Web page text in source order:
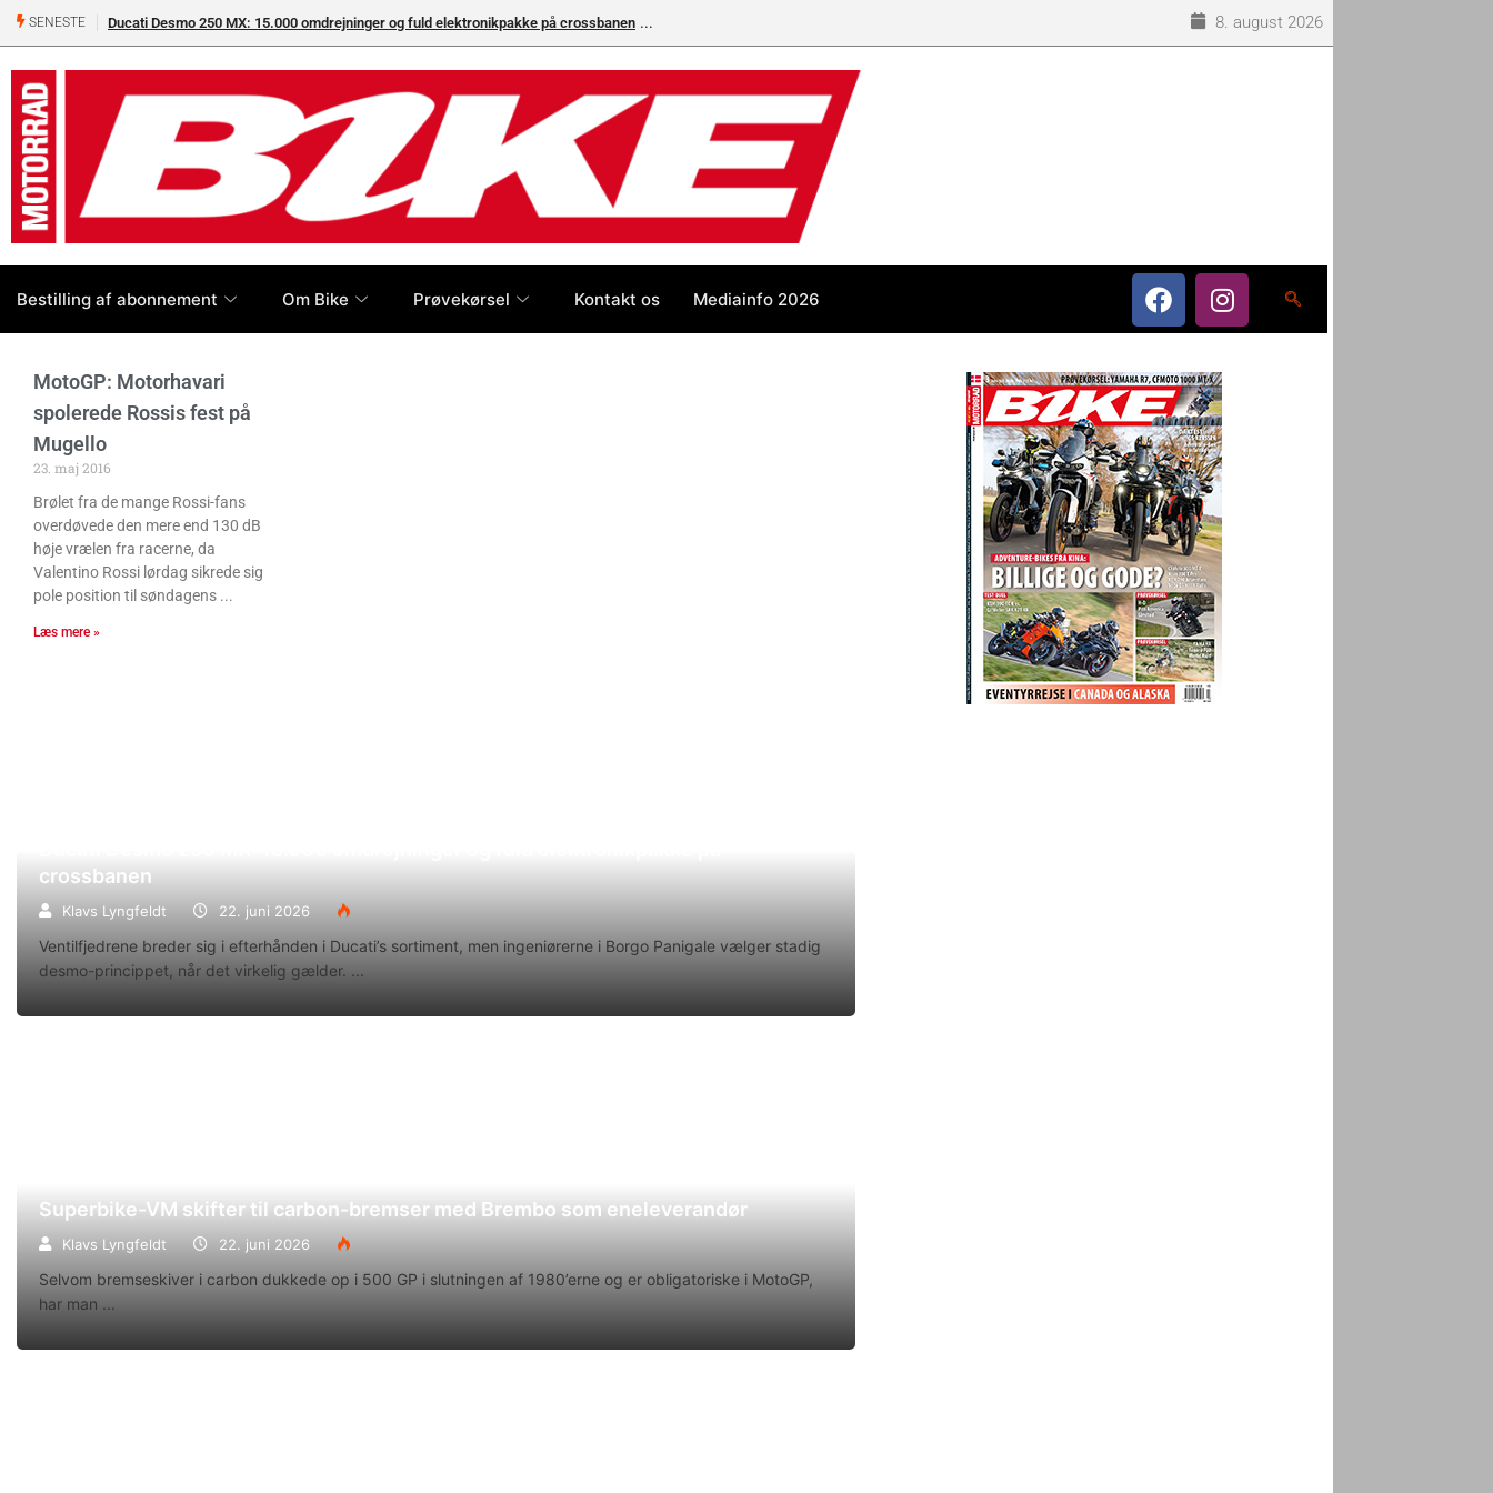
SENESTE Ducati Desmo 250 MX: 15.000 omdrejninger og fuld elektronikpakke på crossbanen 8. august 2026
Bestilling af abonnement Om Bike Prøvekørsel Kontakt os Mediainfo 2026
MotoGP: Motorhavari
spolerede Rossis fest på
Mugello
23. maj 2016
Brølet fra de mange Rossi-fans
overdøvede den mere end 130 dB
høje vrælen fra racerne, da
Valentino Rossi lørdag sikrede sig
pole position til søndagens
Læs mere »
crossbanen
Klavs Lyngfeldt 22. juni 2026
Ventilfjedrene breder sig i efterhånden i Ducati’s sortiment, men ingeniørerne i Borgo Panigale vælger stadig
desmo-princippet, når det virkelig gælder.
Superbike-VM skifter til carbon-bremser med Brembo som eneleverandør
Klavs Lyngfeldt 22. juni 2026
Selvom bremseskiver i carbon dukkede op i 500 GP i slutningen af 1980’erne og er obligatoriske i MotoGP,
har man